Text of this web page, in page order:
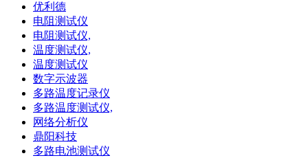
优利德
电阻测试仪
电阻测试仪,
温度测试仪,
温度测试仪
数字示波器
多路温度记录仪
多路温度测试仪,
网络分析仪
鼎阳科技
多路电池测试仪